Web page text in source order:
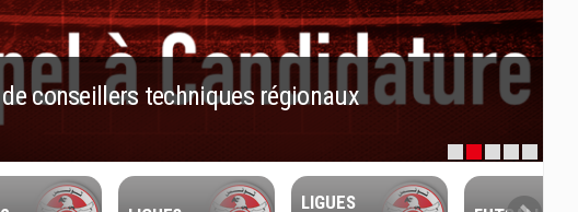
techniques régionaux
LIGUES